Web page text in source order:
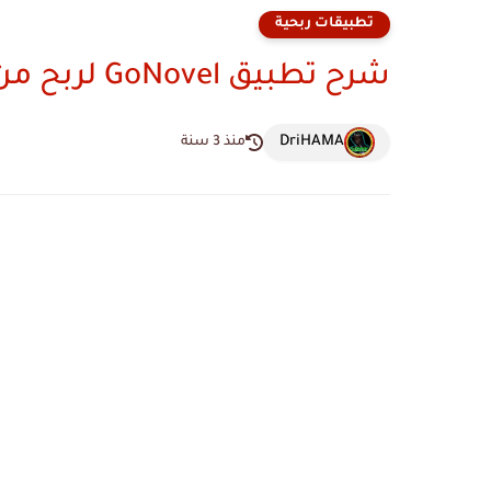
تطبيقات ربحية
شرح تطبيق GoNovel لربح من الانترنت للمبتدئين 2023
DriHAMA منذ 3 سنة